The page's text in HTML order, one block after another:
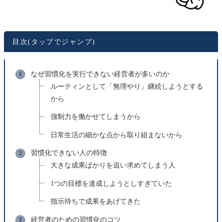
目次(タップでジャンプ)
なぜ習慣化を実行できない経営者が多いのか
ルーティンとして「無理やり」継続しようとする
から
強制力を働かせてしまうから
日常生活の細かな点から取り組まないから
習慣化できない人の特徴
大きな成果ばかりを追い求めてしまう人
1つの目標を達成しようとしすぎていた
指示待ちで成果をあげてきた
経営者のための習慣化のコツ